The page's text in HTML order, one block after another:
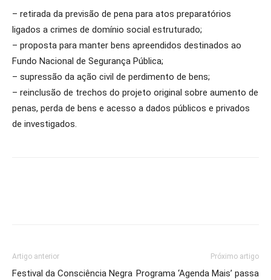
– retirada da previsão de pena para atos preparatórios
ligados a crimes de domínio social estruturado;
– proposta para manter bens apreendidos destinados ao
Fundo Nacional de Segurança Pública;
– supressão da ação civil de perdimento de bens;
– reinclusão de trechos do projeto original sobre aumento de
penas, perda de bens e acesso a dados públicos e privados
de investigados.
Artigo anterior
Festival da Consciência Negra
Próximo artigo
Programa ‘Agenda Mais’ passa